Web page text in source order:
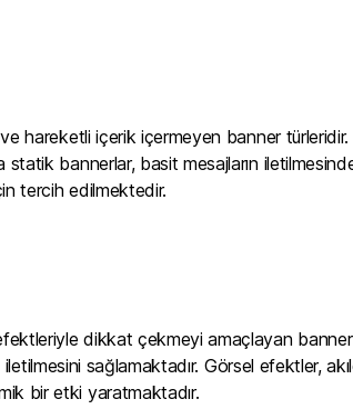
hareketli içerik içermeyen banner
statik bannerlar, basit mesajların
tercih edilmektedir.
dikkat çekmeyi amaçlayan
sağlamaktadır. Görsel efektler,
bir etki yaratmaktadır.